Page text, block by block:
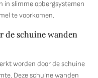
in slimme opbergsystemen
te voorkomen.
schuine wanden
worden door de schuine
Deze schuine wanden